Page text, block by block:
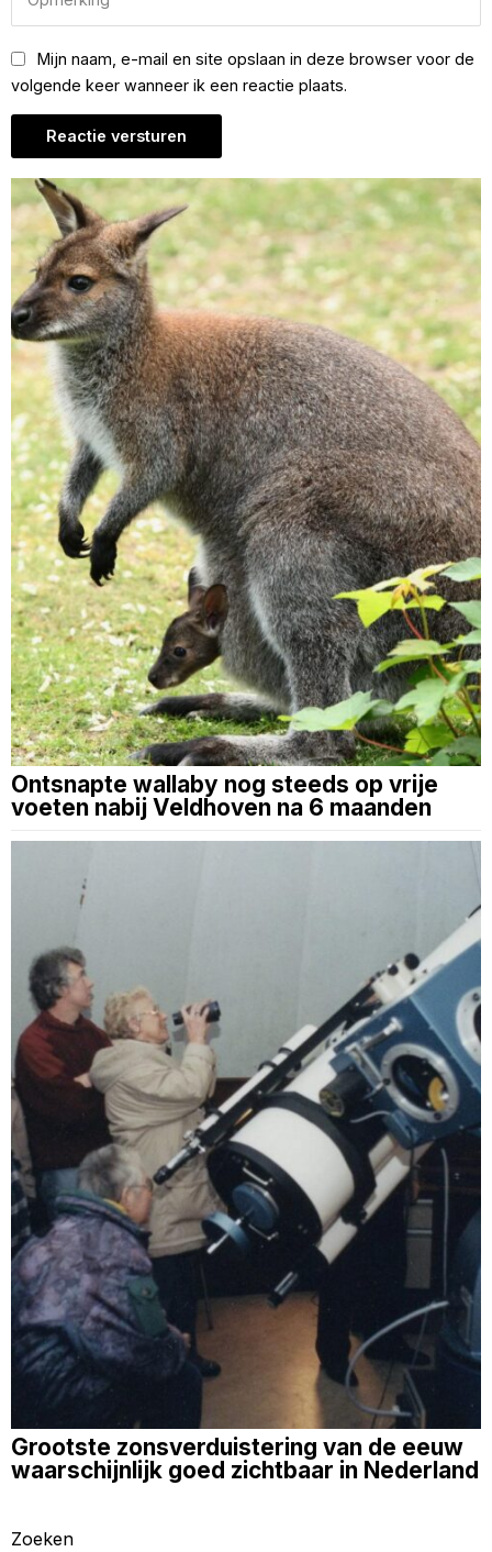
Mijn naam, e-mail en site opslaan in deze browser voor de
volgende keer wanneer ik een reactie plaats.
Ontsnapte wallaby nog steeds op vrije
voeten nabij Veldhoven na 6 maanden
Grootste zonsverduistering van de eeuw
waarschijnlijk goed zichtbaar in Nederland
Zoeken